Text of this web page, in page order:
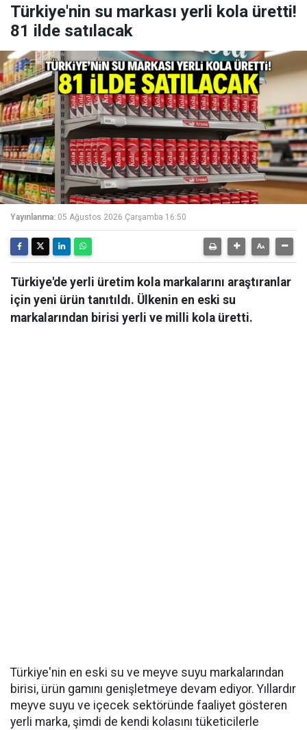
Türkiye'nin su markası yerli kola üretti!
81 ilde satılacak
Yayınlanma: 05 Ağustos 2026 Çarşamba 16:50
Türkiye'de yerli üretim kola markalarını araştıranlar
için yeni ürün tanıtıldı. Ülkenin en eski su
markalarından birisi yerli ve milli kola üretti.
Türkiye'nin en eski su ve meyve suyu markalarından
birisi, ürün gamını genişletmeye devam ediyor. Yıllardır
meyve suyu ve içecek sektöründe faaliyet gösteren
yerli marka, şimdi de kendi kolasını tüketicilerle